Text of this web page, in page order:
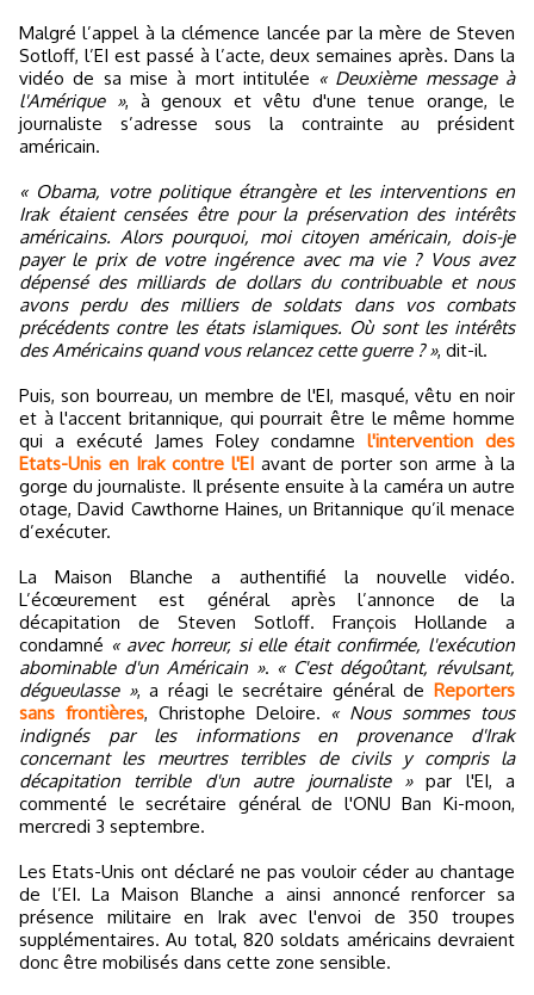
Malgré l’appel à la clémence lancée par la mère de Steven
Sotloff, l’EI est passé à l’acte, deux semaines après. Dans la
vidéo de sa mise à mort intitulée « Deuxième message à
l'Amérique », à genoux et vêtu d'une tenue orange, le
journaliste s’adresse sous la contrainte au président
américain.
« Obama, votre politique étrangère et les interventions en
Irak étaient censées être pour la préservation des intérêts
américains. Alors pourquoi, moi citoyen américain, dois-je
payer le prix de votre ingérence avec ma vie ? Vous avez
dépensé des milliards de dollars du contribuable et nous
avons perdu des milliers de soldats dans vos combats
précédents contre les états islamiques. Où sont les intérêts
des Américains quand vous relancez cette guerre ? », dit-il.
Puis, son bourreau, un membre de l'EI, masqué, vêtu en noir
et à l'accent britannique, qui pourrait être le même homme
qui a exécuté James Foley condamne l'intervention des
Etats-Unis en Irak contre l'EIavant de porter son arme à la
gorge du journaliste. Il présente ensuite à la caméra un autre
otage, David Cawthorne Haines, un Britannique qu’il menace
d’exécuter.
La Maison Blanche a authentifié la nouvelle vidéo.
L’écœurement est général après l’annonce de la
décapitation de Steven Sotloff. François Hollande a
condamné « avec horreur, si elle était confirmée, l'exécution
abominable d'un Américain ». « C'est dégoûtant, révulsant,
dégueulasse », a réagi le secrétaire général de Reporters
sans frontières, Christophe Deloire. « Nous sommes tous
indignés par les informations en provenance d'Irak
concernant les meurtres terribles de civils y compris la
décapitation terrible d'un autre journaliste »par l'EI, a
commenté le secrétaire général de l'ONU Ban Ki-moon,
mercredi 3 septembre.
Les Etats-Unis ont déclaré ne pas vouloir céder au chantage
de l’EI. La Maison Blanche a ainsi annoncé renforcer sa
présence militaire en Irak avec l'envoi de 350 troupes
supplémentaires. Au total, 820 soldats américains devraient
donc être mobilisés dans cette zone sensible.